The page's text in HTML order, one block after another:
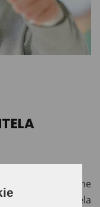
la soluzione
dalla clientela